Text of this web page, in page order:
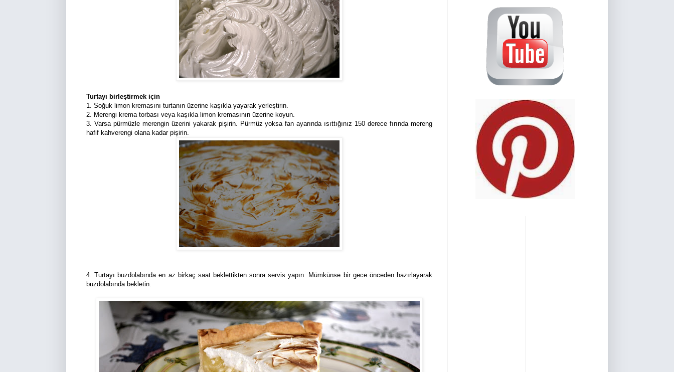
Turtayı birleştirmek için
1. Soğuk limon kremasını turtanın üzerine kaşıkla yayarak yerleştirin.
2. Merengi krema torbası veya kaşıkla limon kremasının üzerine koyun.
3. Varsa pürmüzle merengin üzerini yakarak pişirin. Pürmüz yoksa fan ayarında ısıttığınız 150 derece fırında mereng
hafif kahverengi olana kadar pişirin.
4. Turtayı buzdolabında en az birkaç saat beklettikten sonra servis yapın. Mümkünse bir gece önceden hazırlayarak
buzdolabında bekletin.